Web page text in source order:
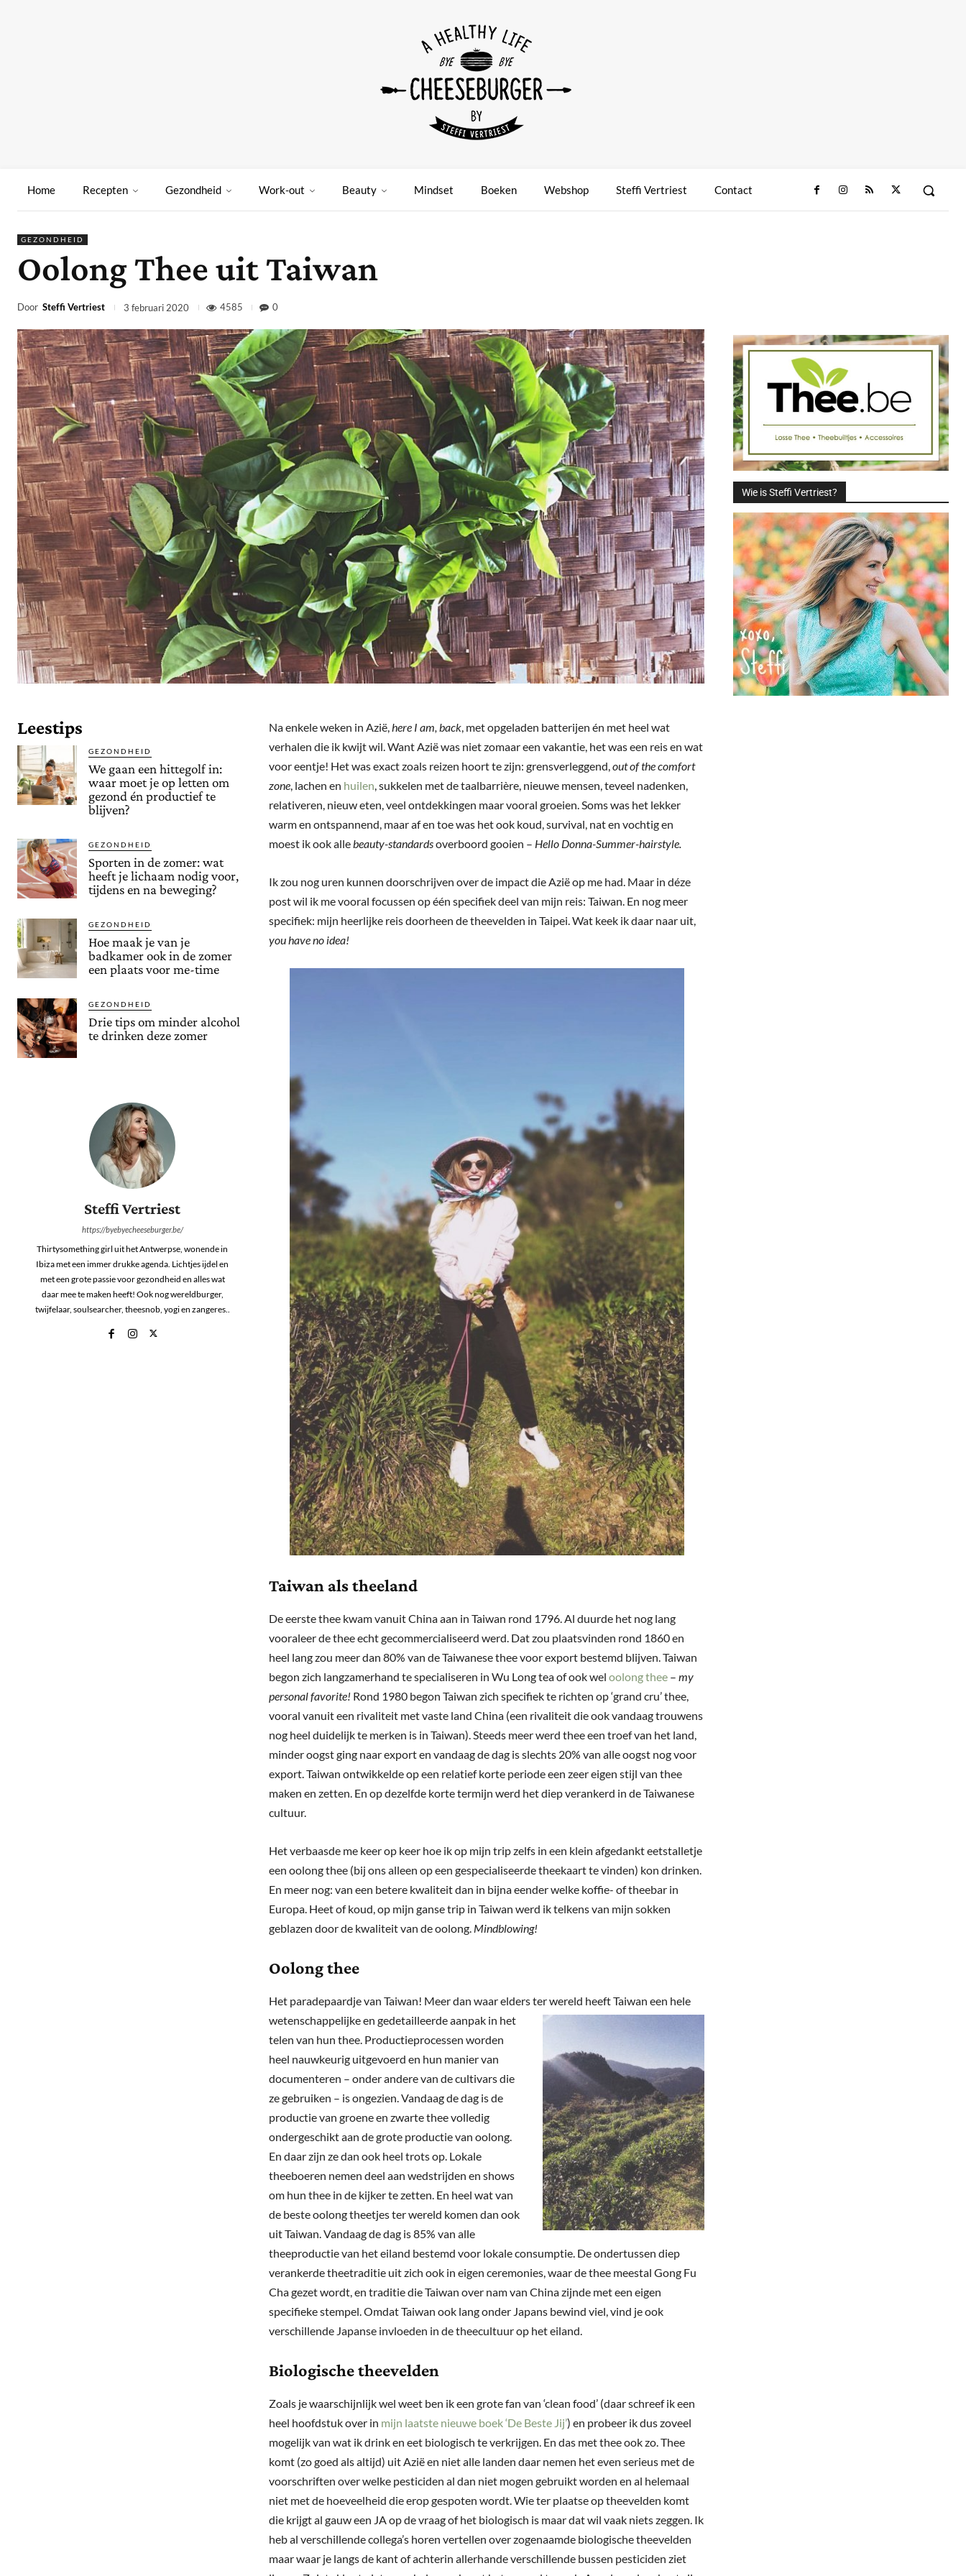
Home Recepten Gezondheid Work-out Beauty Mindset Boeken Webshop Steffi Vertriest Contact
GEZONDHEID
Oolong Thee uit Taiwan
Door Steffi Vertriest 3 februari 2020 4585 0
Leestips
GEZONDHEID
We gaan een hittegolf in:
waar moet je op letten om
gezond én productief te
blijven?
GEZONDHEID
Sporten in de zomer: wat
heeft je lichaam nodig voor,
tijdens en na beweging?
GEZONDHEID
Hoe maak je van je
badkamer ook in de zomer
een plaats voor me-time
GEZONDHEID
Drie tips om minder alcohol
te drinken deze zomer
Steffi Vertriest
https://byebyecheeseburger.be/
Thirtysomething girl uit het Antwerpse, wonende in
Ibiza met een immer drukke agenda. Lichtjes ijdel en
met een grote passie voor gezondheid en alles wat
daar mee te maken heeft! Ook nog wereldburger,
twijfelaar, soulsearcher, theesnob, yogi en zangeres..
Na enkele weken in Azië,here I am, back, met opgeladen batterijen én met heel wat
verhalen die ik kwijt wil. Want Azië was niet zomaar een vakantie, het was een reis en wat
voor eentje! Het was exact zoals reizen hoort te zijn: grensverleggend,out of the comfort
zone, lachen en huilen, sukkelen met de taalbarrière, nieuwe mensen, teveel nadenken,
relativeren, nieuw eten, veel ontdekkingen maar vooral groeien. Soms was het lekker
warm en ontspannend, maar af en toe was het ook koud, survival, nat en vochtig en
moest ik ook allebeauty-standardsoverboord gooien – Hello Donna-Summer-hairstyle.
Ik zou nog uren kunnen doorschrijven over de impact die Azië op me had. Maar in déze
post wil ik me vooral focussen op één specifiek deel van mijn reis: Taiwan. En nog meer
specifiek: mijn heerlijke reis doorheen de theevelden in Taipei. Wat keek ik daar naar uit,
you have no idea!
Taiwan als theeland
De eerste thee kwam vanuit China aan in Taiwan rond 1796. Al duurde het nog lang
vooraleer de thee echt gecommercialiseerd werd. Dat zou plaatsvinden rond 1860 en
heel lang zou meer dan 80% van de Taiwanese thee voor export bestemd blijven. Taiwan
begon zich langzamerhand te specialiseren in Wu Long tea of ook wel oolong thee – my
personal favorite! Rond 1980 begon Taiwan zich specifiek te richten op ‘grand cru’ thee,
vooral vanuit een rivaliteit met vaste land China (een rivaliteit die ook vandaag trouwens
nog heel duidelijk te merken is in Taiwan). Steeds meer werd thee een troef van het land,
minder oogst ging naar export en vandaag de dag is slechts 20% van alle oogst nog voor
export. Taiwan ontwikkelde op een relatief korte periode een zeer eigen stijl van thee
maken en zetten. En op dezelfde korte termijn werd het diep verankerd in de Taiwanese
cultuur.
Het verbaasde me keer op keer hoe ik op mijn trip zelfs in een klein afgedankt eetstalletje
een oolong thee (bij ons alleen op een gespecialiseerde theekaart te vinden) kon drinken.
En meer nog: van een betere kwaliteit dan in bijna eender welke koffie- of theebar in
Europa. Heet of koud, op mijn ganse trip in Taiwan werd ik telkens van mijn sokken
geblazen door de kwaliteit van de oolong. Mindblowing!
Oolong thee
Het paradepaardje van Taiwan! Meer dan waar elders ter wereld heeft Taiwan een hele
wetenschappelijke en gedetailleerde aanpak in het
telen van hun thee. Productieprocessen worden
heel nauwkeurig uitgevoerd en hun manier van
documenteren – onder andere van de cultivars die
ze gebruiken – is ongezien. Vandaag de dag is de
productie van groene en zwarte thee volledig
ondergeschikt aan de grote productie van oolong.
En daar zijn ze dan ook heel trots op. Lokale
theeboeren nemen deel aan wedstrijden en shows
om hun thee in de kijker te zetten. En heel wat van
de beste oolong theetjes ter wereld komen dan ook
uit Taiwan. Vandaag de dag is 85% van alle
theeproductie van het eiland bestemd voor lokale consumptie. De ondertussen diep
verankerde theetraditie uit zich ook in eigen ceremonies, waar de thee meestal Gong Fu
Cha gezet wordt, en traditie die Taiwan over nam van China zijnde met een eigen
specifieke stempel. Omdat Taiwan ook lang onder Japans bewind viel, vind je ook
verschillende Japanse invloeden in de theecultuur op het eiland.
Biologische theevelden
Zoals je waarschijnlijk wel weet ben ik een grote fan van ‘clean food’ (daar schreef ik een
heel hoofdstuk over in mijn laatste nieuwe boek ‘De Beste Jij’) en probeer ik dus zoveel
mogelijk van wat ik drink en eet biologisch te verkrijgen. En das met thee ook zo. Thee
komt (zo goed als altijd) uit Azië en niet alle landen daar nemen het even serieus met de
voorschriften over welke pesticiden al dan niet mogen gebruikt worden en al helemaal
niet met de hoeveelheid die erop gespoten wordt. Wie ter plaatse op theevelden komt
die krijgt al gauw een JA op de vraag of het biologisch is maar dat wil vaak niets zeggen. Ik
heb al verschillende collega’s horen vertellen over zogenaamde biologische theevelden
maar waar je langs de kant of achterin allerhande verschillende bussen pesticiden ziet
Wie is Steffi Vertriest?